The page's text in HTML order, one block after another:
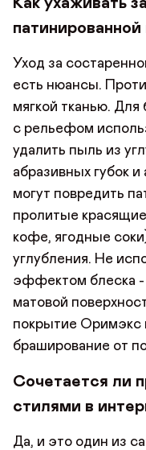
Как ухаживать
Уход за
есть нюансы.
мягкой тканью.
с рельефом
удалить пыль из
абразивных губок
могут повредить
пролитые
кофе, ягодные
углубления. Не
эффектом блеска -
матовой
покрытие
браширование от
Сочетается ли
стилями в
Да, и это один из